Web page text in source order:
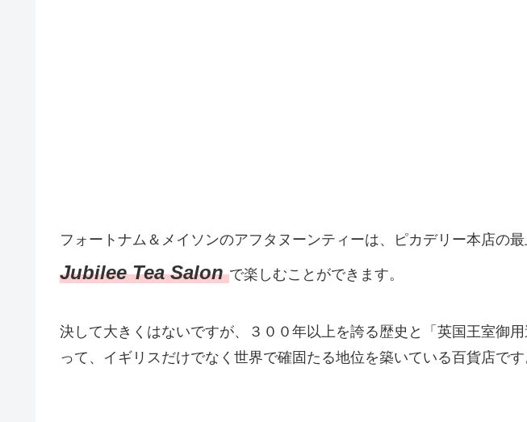
フォートナム＆メイソンのアフタヌーンティーは、ピカデリー本店の
Jubilee Tea Salonで楽しむことができます。
決して大きくはないですが、３００年以上を誇る歴史と「英国王室御
って、イギリスだけでなく世界で確固たる地位を築いている百貨店です